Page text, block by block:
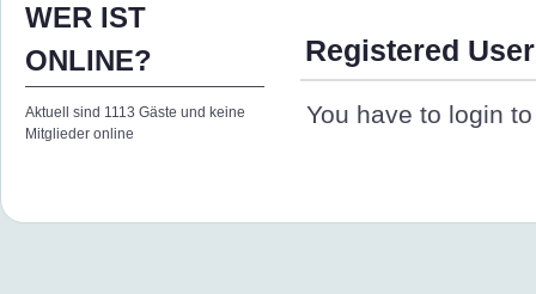
WER IST
ONLINE?
Aktuell sind 1113 Gäste und keine
Mitglieder online
Registered
You have to login